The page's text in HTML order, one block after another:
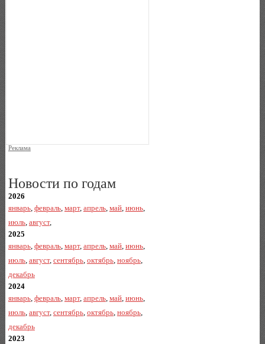
Реклама
Новости по годам
2026
январь, февраль, март, апрель, май, июнь,
июль, август,
2025
январь, февраль, март, апрель, май, июнь,
июль, август, сентябрь, октябрь, ноябрь,
декабрь
2024
январь, февраль, март, апрель, май, июнь,
июль, август, сентябрь, октябрь, ноябрь,
декабрь
2023